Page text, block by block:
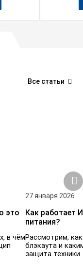
Все статьи
это
в чём
27 января 2026
Как работает
питания?
Рассмотрим,
блэкаута и
защита техники.